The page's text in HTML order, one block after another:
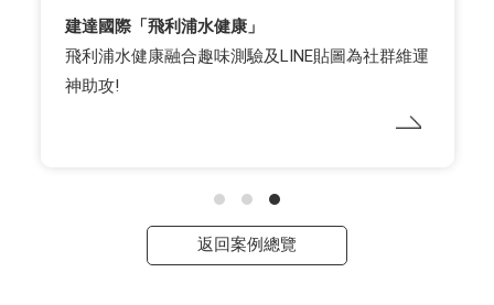
建達國際「飛利浦水健康」
飛利浦水健康融合趣味測驗及LINE貼圖為社群維運
神助攻!
返回案例總覽